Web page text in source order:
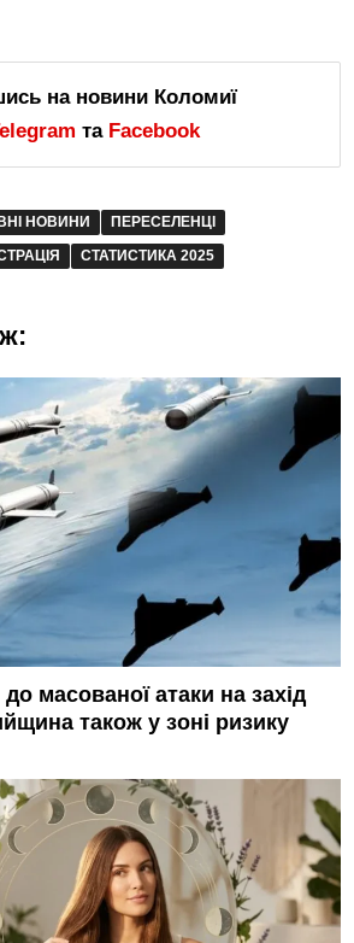
на новини Коломиї
та Facebook
НОВИНИ
ПЕРЕСЕЛЕНЦІ
СТАТИСТИКА 2025
масованої атаки на захід
також у зоні ризику